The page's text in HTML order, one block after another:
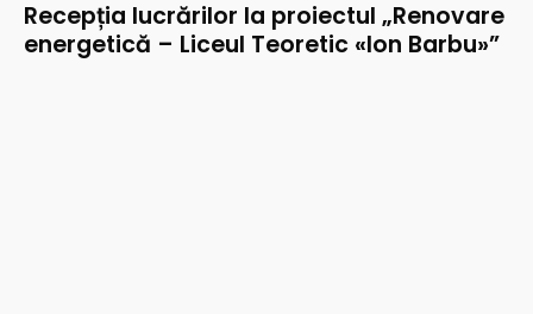
Recepția lucrărilor la proiectul „Renovare
energetică – Liceul Teoretic «Ion Barbu»”